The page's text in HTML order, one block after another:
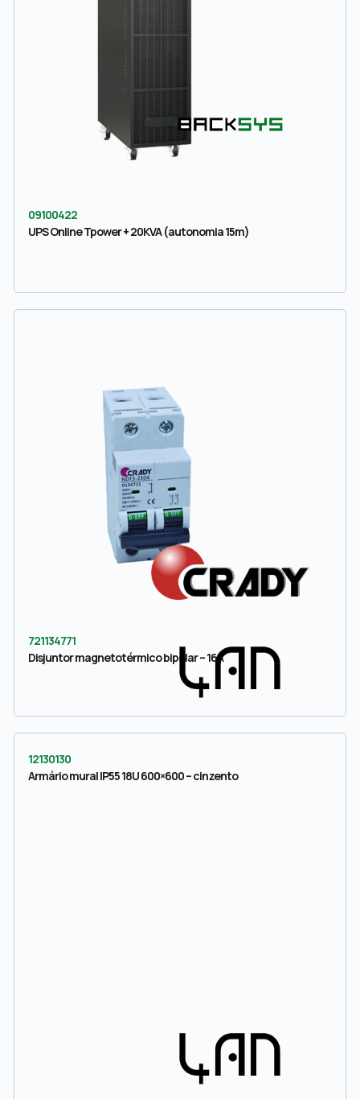
09100422
UPS Online Tpower + 20KVA (autonomia 15m)
721134771
Disjuntor magnetotérmico bipolar – 16A
12130130
Armário mural IP55 18U 600×600 – cinzento